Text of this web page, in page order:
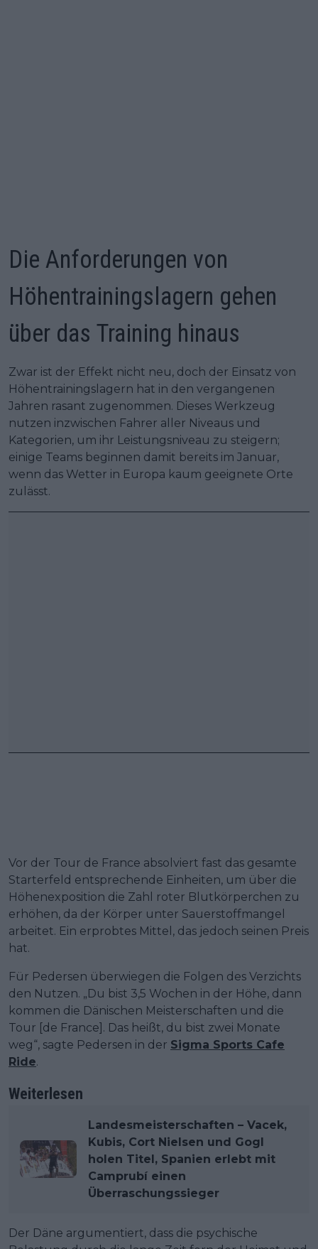
Die Anforderungen von
Höhentrainingslagern gehen
über das Training hinaus
Zwar ist der Effekt nicht neu, doch der Einsatz von
Höhentrainingslagern hat in den vergangenen
Jahren rasant zugenommen. Dieses Werkzeug
nutzen inzwischen Fahrer aller Niveaus und
Kategorien, um ihr Leistungsniveau zu steigern;
einige Teams beginnen damit bereits im Januar,
wenn das Wetter in Europa kaum geeignete Orte
zulässt.
Vor der Tour de France absolviert fast das gesamte
Starterfeld entsprechende Einheiten, um über die
Höhenexposition die Zahl roter Blutkörperchen zu
erhöhen, da der Körper unter Sauerstoffmangel
arbeitet. Ein erprobtes Mittel, das jedoch seinen Preis
hat.
Für Pedersen überwiegen die Folgen des Verzichts
den Nutzen. „Du bist 3,5 Wochen in der Höhe, dann
kommen die Dänischen Meisterschaften und die
Tour [de France]. Das heißt, du bist zwei Monate
weg“, sagte Pedersen in der Sigma Sports Cafe
Ride.
Weiterlesen
Landesmeisterschaften – Vacek,
Kubis, Cort Nielsen und Gogl
holen Titel, Spanien erlebt mit
Camprubí einen
Überraschungssieger
Der Däne argumentiert, dass die psychische